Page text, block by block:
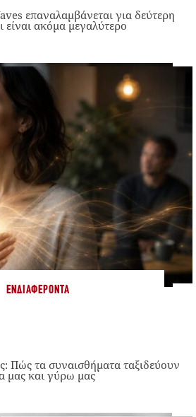
επαναλαμβάνεται για δεύτερη
είναι ακόμα μεγαλύτερο
ΕΝΔΙΑΦΈΡΟΝΤΑ
Πώς τα συναισθήματα ταξιδεύουν
μας και γύρω μας